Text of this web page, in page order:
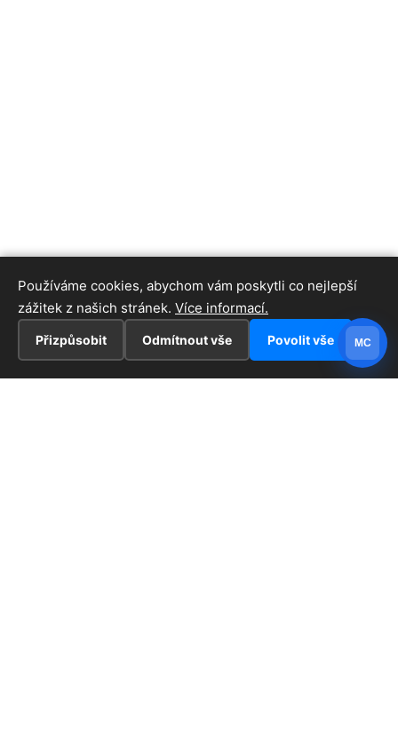
Používáme cookies, abychom vám poskytli co nejlepší
zážitek z našich stránek. Více informací.
Přizpůsobit Odmítnout vše Povolit vše MC